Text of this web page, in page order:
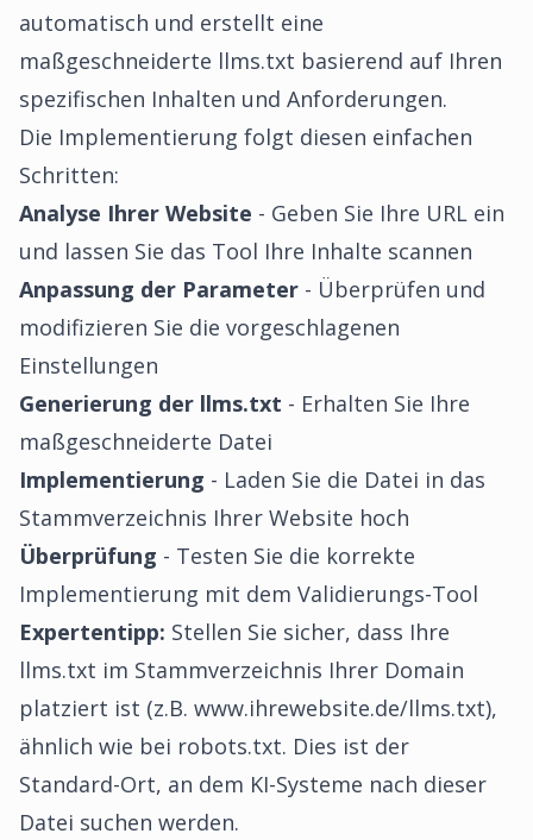
automatisch und erstellt eine
maßgeschneiderte llms.txt basierend auf Ihren
spezifischen Inhalten und Anforderungen.
Die Implementierung folgt diesen einfachen
Schritten:
Analyse Ihrer Website - Geben Sie Ihre URL ein
und lassen Sie das Tool Ihre Inhalte scannen
Anpassung der Parameter - Überprüfen und
modifizieren Sie die vorgeschlagenen
Einstellungen
Generierung der llms.txt - Erhalten Sie Ihre
maßgeschneiderte Datei
Implementierung - Laden Sie die Datei in das
Stammverzeichnis Ihrer Website hoch
Überprüfung - Testen Sie die korrekte
Implementierung mit dem Validierungs-Tool
Expertentipp: Stellen Sie sicher, dass Ihre
llms.txt im Stammverzeichnis Ihrer Domain
platziert ist (z.B. www.ihrewebsite.de/llms.txt),
ähnlich wie bei robots.txt. Dies ist der
Standard-Ort, an dem KI-Systeme nach dieser
Datei suchen werden.